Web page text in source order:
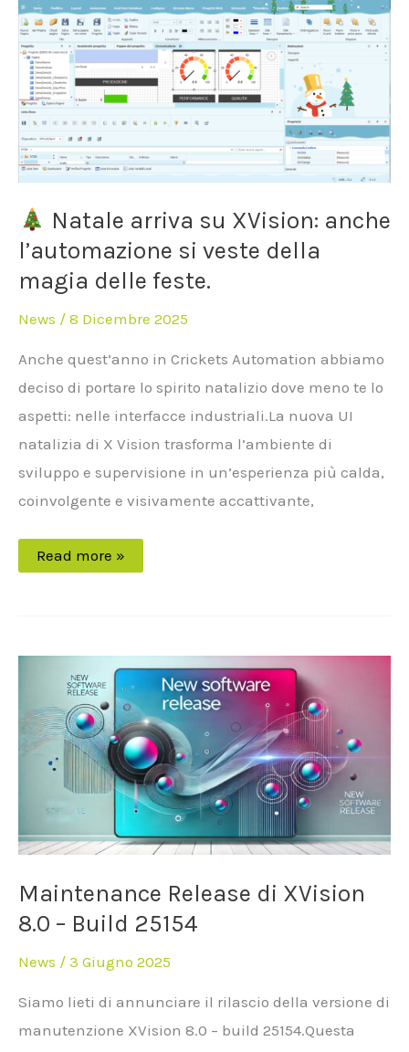
Natale arriva su XVision: anche
l’automazione si veste della
magia delle feste.
News / 8 Dicembre 2025
Anche quest’anno in Crickets Automation abbiamo
deciso di portare lo spirito natalizio dove meno te lo
aspetti: nelle interfacce industriali.La nuova UI
natalizia di X Vision trasforma l’ambiente di
sviluppo e supervisione in un’esperienza più calda,
coinvolgente e visivamente accattivante,
Natale
arriva
su
XVision:
anche
l’automazione
si
veste
della
magia
delle
feste.
Read more »
Maintenance Release di XVision
8.0 – Build 25154
News / 3 Giugno 2025
Siamo lieti di annunciare il rilascio della versione di
manutenzione XVision 8.0 – build 25154.Questa
Maintenance
Release
XVision
8.0
–
Build
25154